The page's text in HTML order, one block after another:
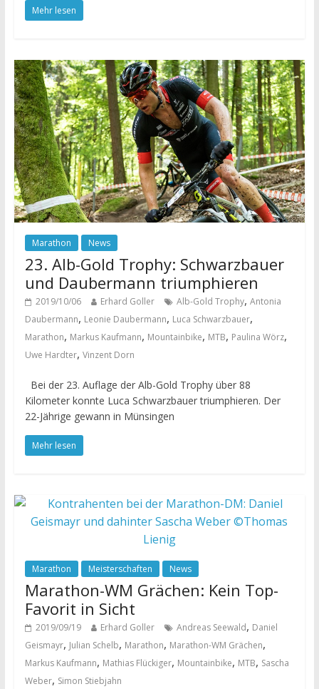
Mehr lesen
Marathon News
23. Alb-Gold Trophy: Schwarzbauer
und Daubermann triumphieren
2019/10/06 Erhard Goller Alb-Gold Trophy, Antonia
Daubermann, Leonie Daubermann, Luca Schwarzbauer,
Marathon, Markus Kaufmann, Mountainbike, MTB, Paulina Wörz,
Uwe Hardter, Vinzent Dorn
Bei der 23. Auflage der Alb-Gold Trophy über 88
Kilometer konnte Luca Schwarzbauer triumphieren. Der
22-Jährige gewann in Münsingen
Mehr lesen
Marathon Meisterschaften News
Marathon-WM Grächen: Kein Top-
Favorit in Sicht
2019/09/19 Erhard Goller Andreas Seewald, Daniel
Geismayr, Julian Schelb, Marathon, Marathon-WM Grächen,
Markus Kaufmann, Mathias Flückiger, Mountainbike, MTB, Sascha
Weber, Simon Stiebjahn